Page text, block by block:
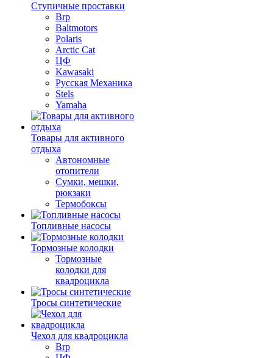
Ступичные проставки
Brp
Baltmotors
Polaris
Arctic Cat
ЦФ
Kawasaki
Русская Механика
Stels
Yamaha
Товары для активного
отдыха
Автономные
отопители
Сумки, мешки,
рюкзаки
Термобоксы
Топливные насосы
Тормозные колодки
Тормозные
колодки для
квадроцикла
Тросы синтетические
Чехол для квадроцикла
Brp